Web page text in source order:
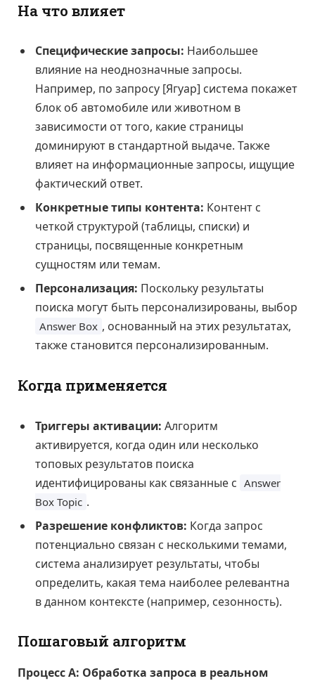
На что влияет
Специфические запросы: Наибольшее
влияние на неоднозначные запросы.
Например, по запросу [Ягуар] система покажет
блок об автомобиле или животном в
зависимости от того, какие страницы
доминируют в стандартной выдаче. Также
влияет на информационные запросы, ищущие
фактический ответ.
Конкретные типы контента: Контент с
четкой структурой (таблицы, списки) и
страницы, посвященные конкретным
сущностям или темам.
Персонализация: Поскольку результаты
поиска могут быть персонализированы, выбор
Answer Box , основанный на этих результатах,
также становится персонализированным.
Когда применяется
Триггеры активации: Алгоритм
активируется, когда один или несколько
топовых результатов поиска
идентифицированы как связанные с Answer
Box Topic .
Разрешение конфликтов: Когда запрос
потенциально связан с несколькими темами,
система анализирует результаты, чтобы
определить, какая тема наиболее релевантна
в данном контексте (например, сезонность).
Пошаговый алгоритм
Процесс А: Обработка запроса в реальном